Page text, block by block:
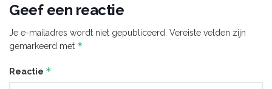
Geef een reactie
Je e-mailadres wordt niet gepubliceerd. Vereiste velden zijn
gemarkeerd met *
Reactie *